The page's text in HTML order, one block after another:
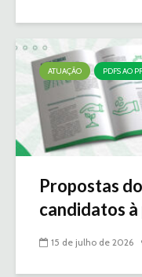
ATUAÇÃO PDFS AO
Propostas
candidatos
15 de julho de 2026